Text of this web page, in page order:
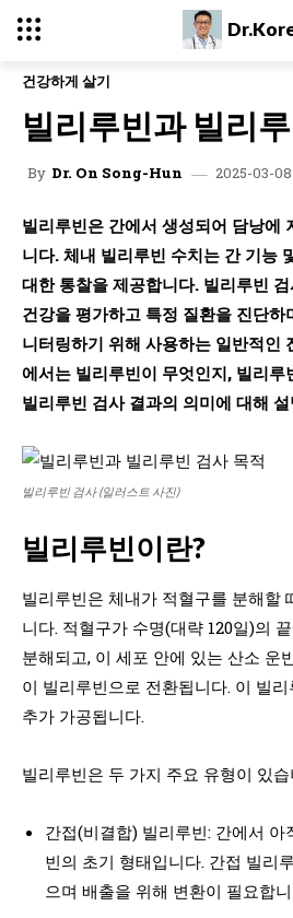
건강하게 살기
빌리루빈과 빌리
By Dr. On Song-Hun 2025-03-08
빌리루빈은 간에서 생성되어 담낭에
니다. 체내 빌리루빈 수치는 간 기능
대한 통찰을 제공합니다. 빌리루빈
건강을 평가하고 특정 질환을 진단하
니터링하기 위해 사용하는 일반적인
에서는 빌리루빈이 무엇인지, 빌리루
빌리루빈 검사 결과의 의미에 대해
빌리루빈 검사 (일러스트 사진)
빌리루빈이란?
빌리루빈은 체내가 적혈구를 분해할
니다. 적혈구가 수명(대략 120일)의
분해되고, 이 세포 안에 있는 산소 운
이 빌리루빈으로 전환됩니다. 이 빌
추가 가공됩니다.
빌리루빈은 두 가지 주요 유형이 있
간접(비결합) 빌리루빈: 간에서
빈의 초기 형태입니다. 간접 빌리
으며 배출을 위해 변환이 필요합